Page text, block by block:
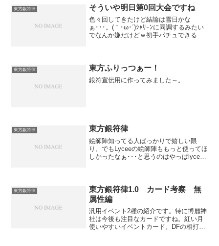
東方銀符律 そういや明日第0回大会ですね
色々回してきたけど結論は雪日かな
ぁ･･･。(｀･ω･´)ｼｬﾘｰﾝに同調するみたい
でなんか嫌だけどｗ初手パチュできる人
東方銀符律 東方ふりっつぁー！
銀符宣伝用に作ってみました～。
東方銀符律 東方銀符律
絵師陣知ってる人ばっかりで嬉しい限
り。でもLyceeの絵師陣ももっと使ってほ
しかったなぁ･･･と思うのはやっぱlycee
東方銀符律
東方銀符律1.0 カード考察 無
属性編
汎用イベント2種の紹介です。特に博麗神
社は今後も注目なカードですね。紅い月
使いやすいイベントカード。DFの相打ち